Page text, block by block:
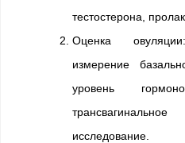
тестостерона,
Оценка
измерение
уровень
исследование.